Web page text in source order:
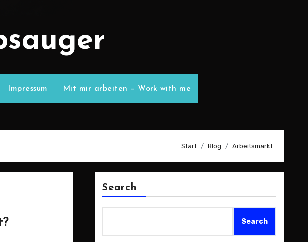
Impressum Mit mir arbeiten – Work with me
Start Blog Arbeitsmarkt
Search
Search